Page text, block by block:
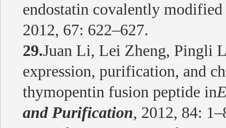
endostatin covalently
2012, 67: 622–627.
29.Juan Li, Lei Zheng, Pingli
expression, purification, and
thymopentin fusion peptide in
and Purification, 2012, 84: